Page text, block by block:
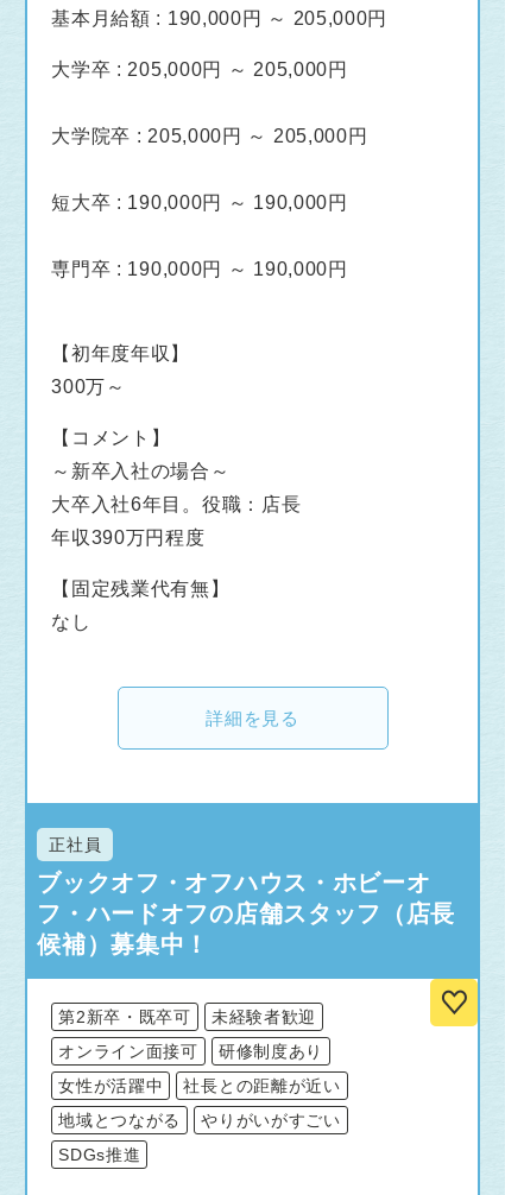
基本月給額 : 190,000円 ～ 205,000円
大学卒 : 205,000円 ～ 205,000円
大学院卒 : 205,000円 ～ 205,000円
短大卒 : 190,000円 ～ 190,000円
専門卒 : 190,000円 ～ 190,000円
【初年度年収】
300万～
【コメント】
～新卒入社の場合～
大卒入社6年目。役職：店長
年収390万円程度
【固定残業代有無】
なし
詳細を見る
正社員
ブックオフ・オフハウス・ホビーオ
フ・ハードオフの店舗スタッフ（店長
候補）募集中！
第2新卒・既卒可
未経験者歓迎
オンライン面接可
研修制度あり
女性が活躍中
社長との距離が近い
地域とつながる
やりがいがすごい
SDGs推進